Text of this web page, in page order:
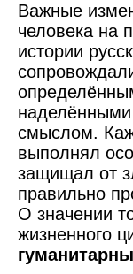
Важные
человека на
истории
смыслом.
выполнял
защищал от
правильно
О значении
жизненного